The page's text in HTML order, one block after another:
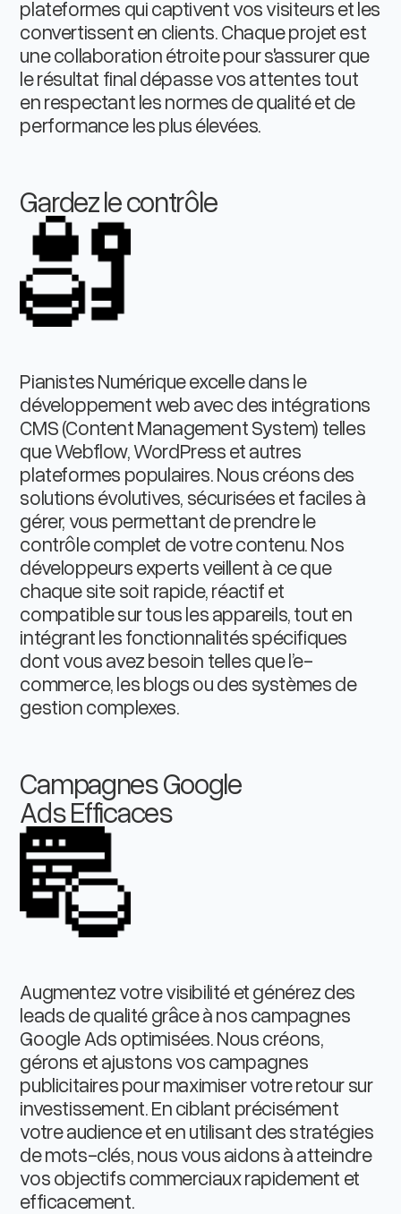
plateformes qui captivent vos visiteurs et les
convertissent en clients. Chaque projet est
une collaboration étroite pour s'assurer que
le résultat final dépasse vos attentes tout
en respectant les normes de qualité et de
performance les plus élevées.
Gardez le contrôle
Pianistes Numérique excelle dans le
développement web avec des intégrations
CMS (Content Management System) telles
que Webflow, WordPress et autres
plateformes populaires. Nous créons des
solutions évolutives, sécurisées et faciles à
gérer, vous permettant de prendre le
contrôle complet de votre contenu. Nos
développeurs experts veillent à ce que
chaque site soit rapide, réactif et
compatible sur tous les appareils, tout en
intégrant les fonctionnalités spécifiques
dont vous avez besoin telles que l’e-
commerce, les blogs ou des systèmes de
gestion complexes.
Campagnes Google
Ads Efficaces
Augmentez votre visibilité et générez des
leads de qualité grâce à nos campagnes
Google Ads optimisées. Nous créons,
gérons et ajustons vos campagnes
publicitaires pour maximiser votre retour sur
investissement. En ciblant précisément
votre audience et en utilisant des stratégies
de mots-clés, nous vous aidons à atteindre
vos objectifs commerciaux rapidement et
efficacement.